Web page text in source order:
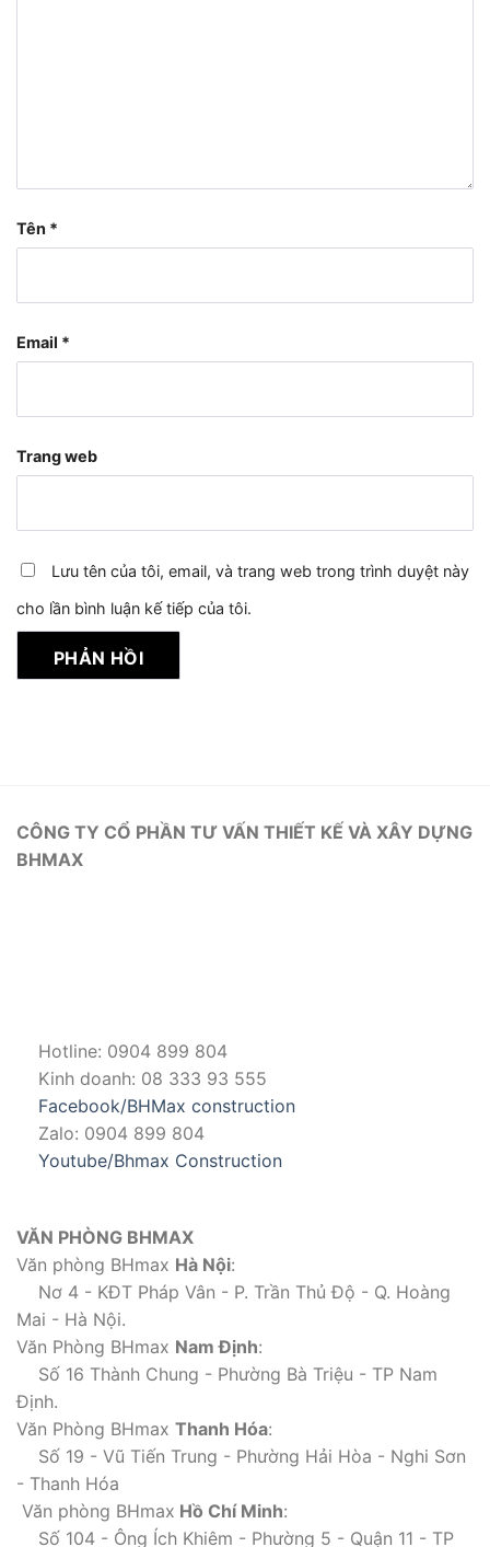
Tên *
Email *
Trang web
Lưu tên của tôi, email, và trang web trong trình duyệt này
cho lần bình luận kế tiếp của tôi.
CÔNG TY CỔ PHẦN TƯ VẤN THIẾT KẾ VÀ XÂY DỰNG
BHMAX
Hotline: 0904 899 804
Kinh doanh: 08 333 93 555
Facebook/BHMax construction
Zalo: 0904 899 804
Youtube/Bhmax Construction
VĂN PHÒNG BHMAX
Văn phòng BHmax Hà Nội:
Nơ 4 - KĐT Pháp Vân - P. Trần Thủ Độ - Q. Hoàng
Mai - Hà Nội.
Văn Phòng BHmax Nam Định:
Số 16 Thành Chung - Phường Bà Triệu - TP Nam
Định.
Văn Phòng BHmax Thanh Hóa:
Số 19 - Vũ Tiến Trung - Phường Hải Hòa - Nghi Sơn
- Thanh Hóa
Văn phòng BHmax Hồ Chí Minh:
Số 104 - Ông Ích Khiêm - Phường 5 - Quận 11 - TP